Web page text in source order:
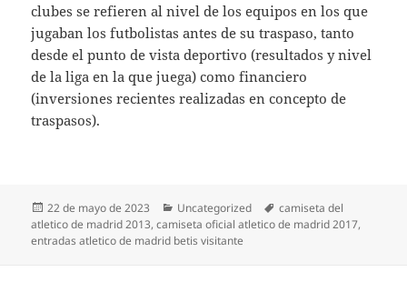
clubes se refieren al nivel de los equipos en los que
jugaban los futbolistas antes de su traspaso, tanto
desde el punto de vista deportivo (resultados y nivel
de la liga en la que juega) como financiero
(inversiones recientes realizadas en concepto de
traspasos).
Publicado
el
22 de mayo de 2023 Categorías
Uncategorized Etiquetas
camiseta del
atletico de madrid 2013,camiseta oficial atletico de madrid 2017,
entradas atletico de madrid betis visitante